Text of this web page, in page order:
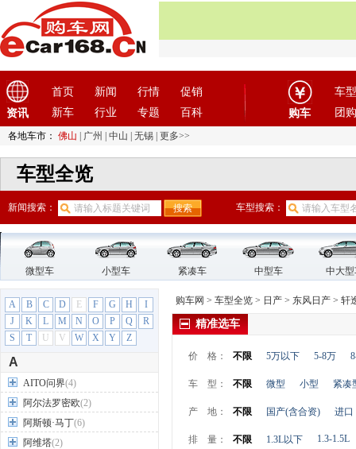
资讯
首页 新闻 行情
促销
新车
行业 专题 百科 购车
车型
团购
各地车市： 佛山 广州 中山 无锡 更多>>
车型全览
新闻搜索： 车型搜索：
微型车 小型车 紧凑车 中型车 中大
A B C D E F G H
I
J
K L M N O P Q
R
S
T U V W X Y Z
A
AITO问界(4)
阿尔法罗密欧(2)
阿斯顿·马丁(6)
阿维塔(2)
购车网 > 车型全览 > 日产 > 东风日产 > 轩
精准选车
价 格： 不限 5万以下 5-8万
车 型： 不限 微型 小型 紧凑
产 地： 不限 国产(含合资) 进口
排 量： 不限 1.3L以下 1.3-1.5L